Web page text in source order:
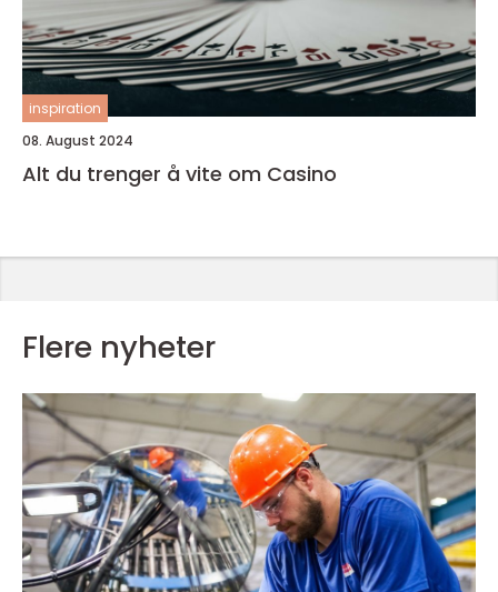
inspiration
08. August 2024
Alt du trenger å vite om Casino
Flere nyheter